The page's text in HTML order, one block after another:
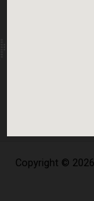
Copyright ©